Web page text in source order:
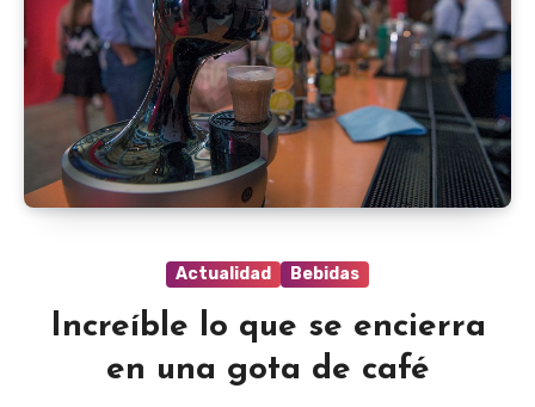
Actualidad Bebidas
Increíble lo que se encierra
en una gota de café